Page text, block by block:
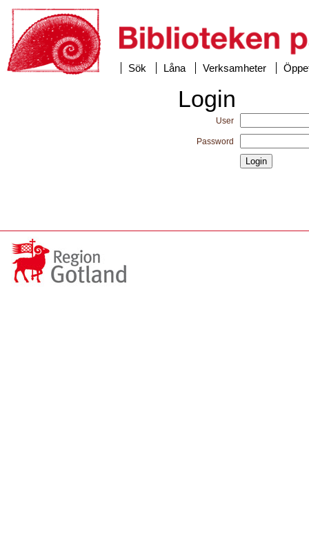
Sök Låna Verksamheter
Login
User
Password